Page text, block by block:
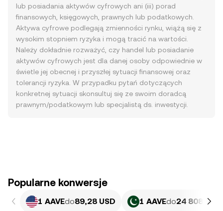
lub posiadania aktywów cyfrowych ani (iii) porad
finansowych, księgowych, prawnych lub podatkowych.
Aktywa cyfrowe podlegają zmienności rynku, wiążą się z
wysokim stopniem ryzyka i mogą tracić na wartości.
Należy dokładnie rozważyć, czy handel lub posiadanie
aktywów cyfrowych jest dla danej osoby odpowiednie w
świetle jej obecnej i przyszłej sytuacji finansowej oraz
tolerancji ryzyka. W przypadku pytań dotyczących
konkretnej sytuacji skonsultuj się ze swoim doradcą
prawnym/podatkowym lub specjalistą ds. inwestycji.
Popularne konwersje
1 AAVEdo89,28 USD 1 AAVEdo24 808,2